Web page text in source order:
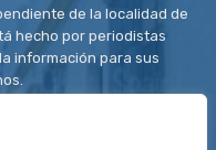
de la localidad de
hecho por periodistas
información para sus